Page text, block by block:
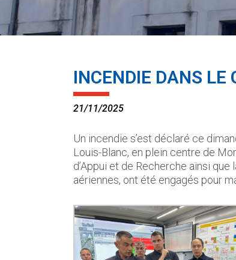
INCENDIE DANS LE
21/11/2025
Un incendie s’est déclaré ce
Louis-Blanc, en plein centre de
d’Appui et de Recherche ainsi
aériennes, ont été engagés pour